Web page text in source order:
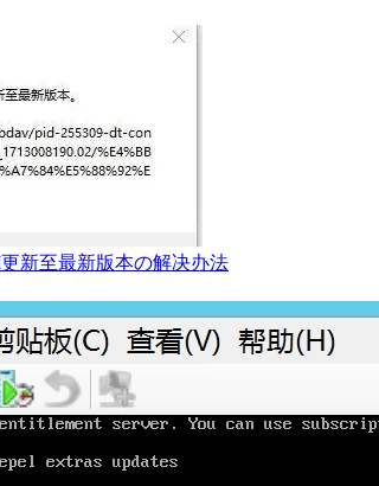
新至最新版本の解决办法